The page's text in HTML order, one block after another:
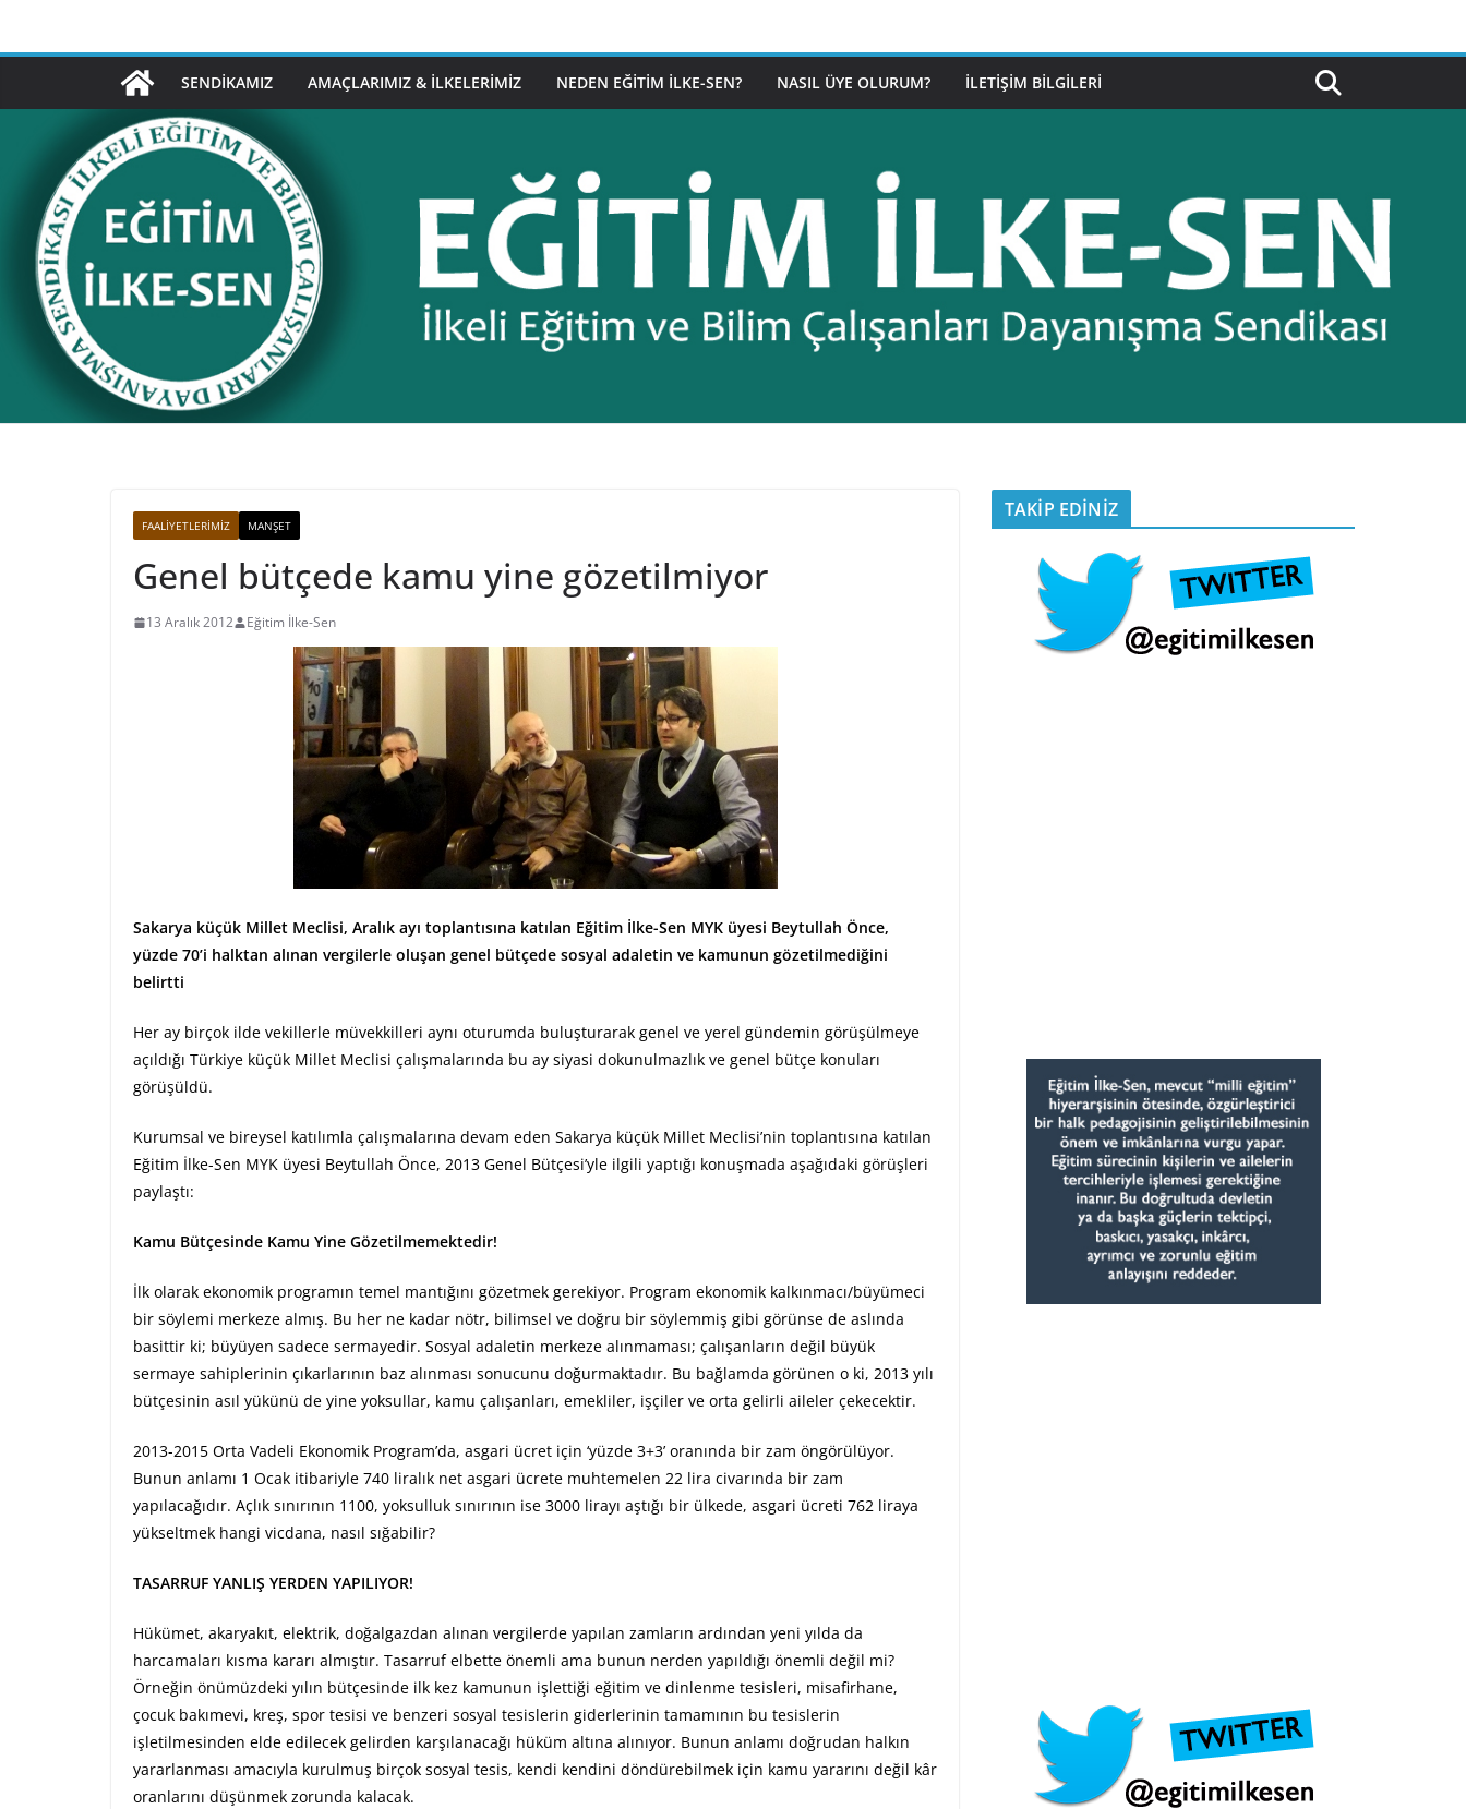
SENDIKAMIZ AMAÇLARIMIZ & İLKELERIMIZ NEDEN EĞITIM İLKE-SEN? NASIL ÜYE OLURUM? İLETIŞIM BILGILERI
FAALIYETLERIMIZ MANŞET
Genel bütçede kamu yine gözetilmiyor
13 Aralık 2012 Eğitim İlke-Sen
Sakarya küçük Millet Meclisi, Aralık ayı toplantısına katılan Eğitim İlke-Sen MYK üyesi Beytullah Önce,
yüzde 70’i halktan alınan vergilerle oluşan genel bütçede sosyal adaletin ve kamunun gözetilmediğini
belirtti
Her ay birçok ilde vekillerle müvekkilleri aynı oturumda buluşturarak genel ve yerel gündemin görüşülmeye
açıldığı Türkiye küçük Millet Meclisi çalışmalarında bu ay siyasi dokunulmazlık ve genel bütçe konuları
görüşüldü.
Kurumsal ve bireysel katılımla çalışmalarına devam eden Sakarya küçük Millet Meclisi’nin toplantısına katılan
Eğitim İlke-Sen MYK üyesi Beytullah Önce, 2013 Genel Bütçesi’yle ilgili yaptığı konuşmada aşağıdaki görüşleri
paylaştı:
Kamu Bütçesinde Kamu Yine Gözetilmemektedir!
İlk olarak ekonomik programın temel mantığını gözetmek gerekiyor. Program ekonomik kalkınmacı/büyümeci
bir söylemi merkeze almış. Bu her ne kadar nötr, bilimsel ve doğru bir söylemmiş gibi görünse de aslında
basittir ki; büyüyen sadece sermayedir. Sosyal adaletin merkeze alınmaması; çalışanların değil büyük
sermaye sahiplerinin çıkarlarının baz alınması sonucunu doğurmaktadır. Bu bağlamda görünen o ki, 2013 yılı
bütçesinin asıl yükünü de yine yoksullar, kamu çalışanları, emekliler, işçiler ve orta gelirli aileler çekecektir.
2013-2015 Orta Vadeli Ekonomik Program’da, asgari ücret için ‘yüzde 3+3’ oranında bir zam öngörülüyor.
Bunun anlamı 1 Ocak itibariyle 740 liralık net asgari ücrete muhtemelen 22 lira civarında bir zam
yapılacağıdır. Açlık sınırının 1100, yoksulluk sınırının ise 3000 lirayı aştığı bir ülkede, asgari ücreti 762 liraya
yükseltmek hangi vicdana, nasıl sığabilir?
TASARRUF YANLIŞ YERDEN YAPILIYOR!
Hükümet, akaryakıt, elektrik, doğalgazdan alınan vergilerde yapılan zamların ardından yeni yılda da
harcamaları kısma kararı almıştır. Tasarruf elbette önemli ama bunun nerden yapıldığı önemli değil mi?
Örneğin önümüzdeki yılın bütçesinde ilk kez kamunun işlettiği eğitim ve dinlenme tesisleri, misafirhane,
çocuk bakımevi, kreş, spor tesisi ve benzeri sosyal tesislerin giderlerinin tamamının bu tesislerin
işletilmesinden elde edilecek gelirden karşılanacağı hüküm altına alınıyor. Bunun anlamı doğrudan halkın
yararlanması amacıyla kurulmuş birçok sosyal tesis, kendi kendini döndürebilmek için kamu yararını değil kâr
oranlarını düşünmek zorunda kalacak.
TAKİP EDİNİZ